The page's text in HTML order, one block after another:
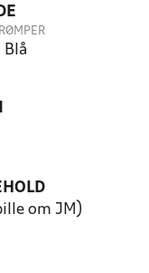
Blå
om JM)